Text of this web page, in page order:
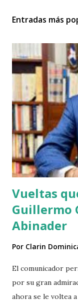
Entradas más
Vueltas
Guillermo
Abinader
Por Clarin
El comunicador
por su gran
ahora se le voltea